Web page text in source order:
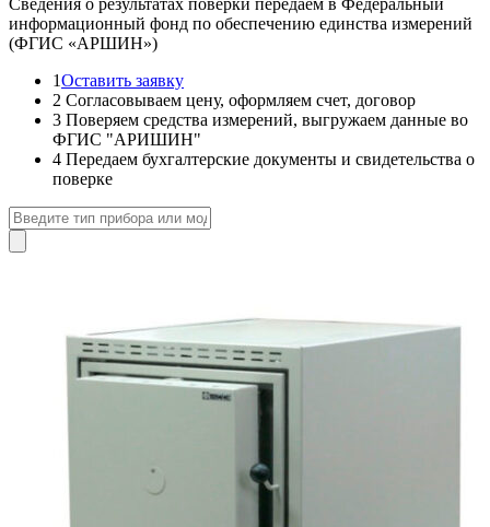
информационный фонд по обеспечению единства измерений
(ФГИС «АРШИН»)
1Оставить заявку
2 Согласовываем цену, оформляем счет, договор
3 Поверяем средства измерений, выгружаем данные во
ФГИС "АРИШИН"
4 Передаем бухгалтерские документы и свидетельства о
поверке